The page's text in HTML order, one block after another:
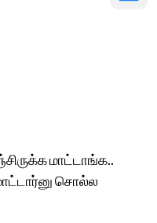
மாட்டாங்க..
சொல்ல